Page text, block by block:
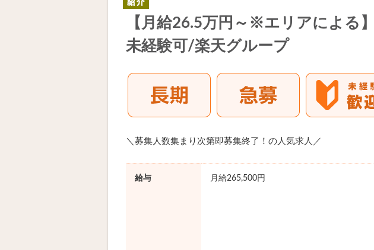
【月給26.5万円～※エリアによる
未経験可/楽天グループ
＼募集人数集まり次第即募集終了！の人気求人／
給与 月給265,500円